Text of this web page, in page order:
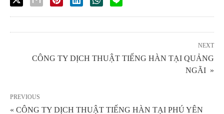
NEXT
CÔNG TY DỊCH THUẬT TIẾNG HÀN TẠI QUẢNG
NGÃI »
PREVIOUS
« CÔNG TY DỊCH THUẬT TIẾNG HÀN TẠI PHÚ YÊN